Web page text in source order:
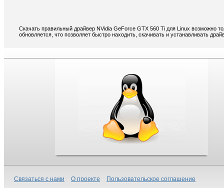
Скачать правильный драйвер NVidia GeForce GTX 560 Ti для Linux возможно
обновляется, что позволяет быстро находить, скачивать и устанавливать
Связаться с нами О проекте Пользовательское соглашение